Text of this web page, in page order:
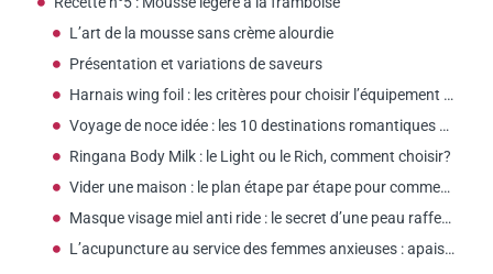
L’art de la mousse sans crème alourdie
Présentation et variations de saveurs
Harnais wing foil : les critères pour choisir l’équipement adapté aux femmes
Voyage de noce idée : les 10 destinations romantiques selon votre budget
Ringana Body Milk : le Light ou le Rich, comment choisir?
Vider une maison : le plan étape par étape pour commencer ?
Masque visage miel anti ride : le secret d’une peau raffermie ?
L’acupuncture au service des femmes anxieuses : apaisement et sérénité assurés